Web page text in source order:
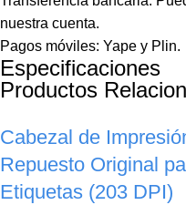
nuestra cuenta.
Pagos móviles: Yape y Plin.
Especificaciones
Productos
Cabezal de
Repuesto Original
Etiquetas (203 DPI)